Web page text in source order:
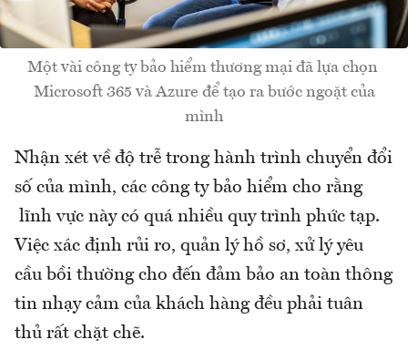
Một vài công ty bảo hiểm thương mại đã lựa chọn
Microsoft 365 và Azure để tạo ra bước ngoặt của
mình
Nhận xét về độ trễ trong hành trình chuyển đổi
số của mình, các công ty bảo hiểm cho rằng
lĩnh vực này có quá nhiều quy trình phức tạp.
Việc xác định rủi ro, quản lý hồ sơ, xử lý yêu
cầu bồi thường cho đến đảm bảo an toàn thông
tin nhạy cảm của khách hàng đều phải tuân
thủ rất chặt chẽ.